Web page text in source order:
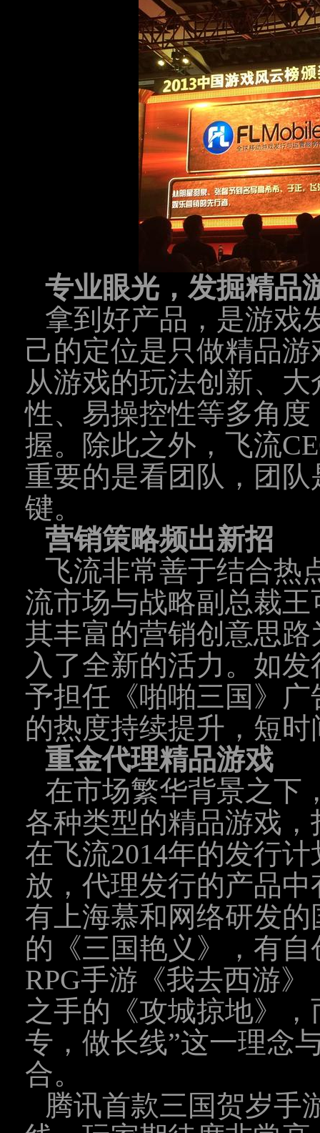
专业眼光，发掘精品
拿到好产品，是游戏
己的定位是只做精品
从游戏的玩法创新、
性、易操控性等多角
握。除此之外，飞流
重要的是看团队，团
键。
营销策略频出新招
飞流非常善于结合热
流市场与战略副总裁
其丰富的营销创意思
入了全新的活力。如
予担任《啪啪三国》
的热度持续提升，短
重金代理精品游戏
在市场繁华背景之下
各种类型的精品游戏
在飞流2014年的发行
放，代理发行的产品
有上海慕和网络研发
的《三国艳义》，有
RPG手游《我去西游
之手的《攻城掠地》
专，做长线”这一理念
合。
腾讯首款三国贺岁手